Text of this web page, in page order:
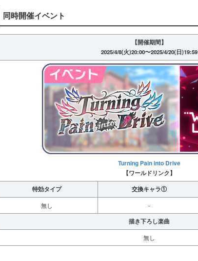
同時開催イベント
【開催期間】
2025/4/8(火)20:00〜2025/4/20(日)19:59
Turning Pain into Drive
【ワールドリンク】
特効タイプ
交換キャラ①
無し -
描き下ろし楽曲
無し